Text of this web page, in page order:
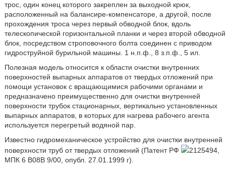
трос, один конец которого закреплен за выходной крюк,
расположенный на балансире-компенсаторе, а другой, после
прохождения троса через первый обводной блок, вдоль
телескопической горизонтальной планки и через второй обводной
блок, посредством строповочного болта соединен с приводом
гидроструйной бурильной машины. 1 н.п.ф., 8 з.п.ф., 5 ил.
Полезная модель относится к области очистки внутренних
поверхностей выпарных аппаратов от твердых отложений при
помощи установок с вращающимися рабочими органами и
предназначено преимущественно для очистки внутренней
поверхности трубок стационарных, вертикально установленных
выпарных аппаратов, в которых для нагрева рабочего агента
используется перегретый водяной пар.
Известно гидромеханическое устройство для очистки внутренней
поверхности труб от твердых отложений (Патент РФ
2125494,
МПК 6 B08B 9/00, опубл. 27.01.1999 г).